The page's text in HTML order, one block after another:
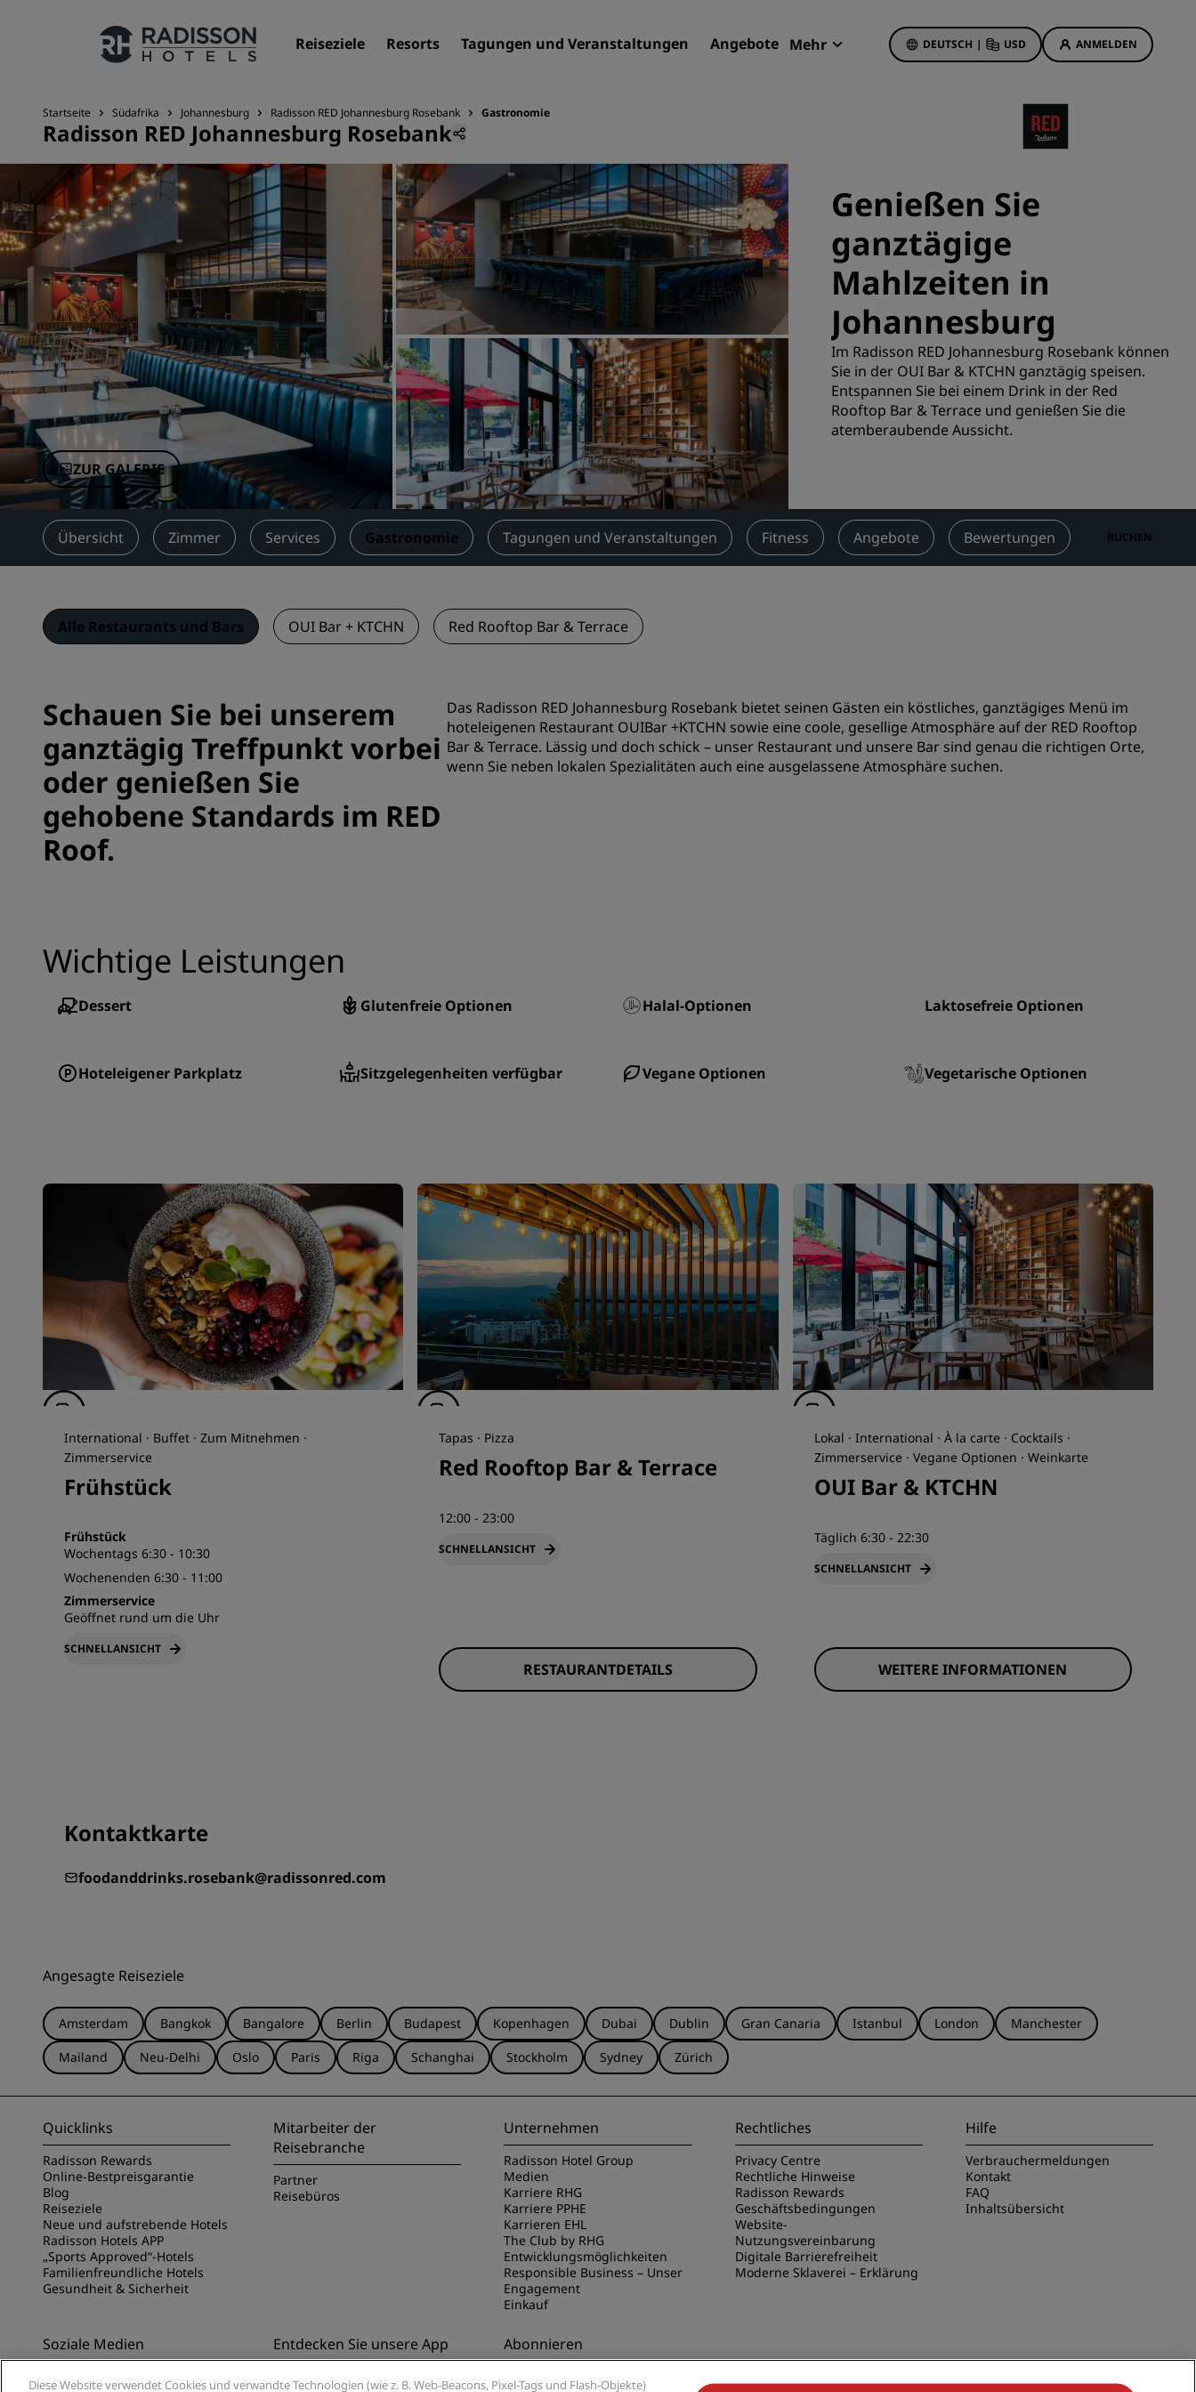
Reiseziele Resorts Tagungen und Veranstaltungen Angebote Mehr DEUTSCH | USD ANMELDEN
Unsere Marken
Marken von Radisson Hotels
Verbundene Marken in China
Reiseziele
Resorts
Serviced Apartments
Flughafenhotels
Neue und geplante Hotels
Tagungen und
Veranstaltungen
Entdecken Sie Radisson Meetings
Einen Meetingraum buchen
Fordern Sie ein Angebot an
Veranstaltungsorte
Branchenlösungen
Flüge suchen
Restaurants
Digitale Services
Radisson Hotels App
Bonus für die erste Buchung
Deals of the Day
Im Voraus buchen
Unsere Angebote anzeigen
Reisevorschläge
Familienfreundliche Hotels
Rad Pets
Hochzeitslocations
Geschäftsreisender
Hotels im Stadtzentrum
Besuchen Sie unseren Blog
So sammeln Sie Punkte
Bookers and Planners
Startseite Südafrika Johannesburg Radisson RED Johannesburg Rosebank Gastronomie
Radisson RED Johannesburg Rosebank
ZUR GALERIE
Genießen Sie
ganztägige
Mahlzeiten in
Johannesburg
Im Radisson RED Johannesburg Rosebank können
Sie in der OUI Bar & KTCHN ganztägig speisen.
Entspannen Sie bei einem Drink in der Red
Rooftop Bar & Terrace und genießen Sie die
atemberaubende Aussicht.
Übersicht Zimmer Services Gastronomie Tagungen und Veranstaltungen Fitness Angebote Bewertungen BUCHEN
Alle Restaurants und Bars OUI Bar + KTCHN Red Rooftop Bar & Terrace
Schauen Sie bei unserem
ganztägig Treffpunkt vorbei
oder genießen Sie
gehobene Standards im RED
Roof.
Das Radisson RED Johannesburg Rosebank bietet seinen Gästen ein köstliches, ganztägiges Menü im
hoteleigenen Restaurant OUIBar +KTCHN sowie eine coole, gesellige Atmosphäre auf der RED Rooftop
Bar & Terrace. Lässig und doch schick – unser Restaurant und unsere Bar sind genau die richtigen Orte,
wenn Sie neben lokalen Spezialitäten auch eine ausgelassene Atmosphäre suchen.
Wichtige Leistungen
Dessert Glutenfreie Optionen Halal-Optionen Laktosefreie Optionen
Hoteleigener Parkplatz Sitzgelegenheiten verfügbar Vegane Optionen Vegetarische Optionen
International · Buffet · Zum Mitnehmen ·
Zimmerservice
Frühstück
Frühstück
Wochentags 6:30 - 10:30
Wochenenden 6:30 - 11:00
Zimmerservice
Geöffnet rund um die Uhr
SCHNELLANSICHT
Tapas · Pizza
Red Rooftop Bar & Terrace
12:00 - 23:00
SCHNELLANSICHT
RESTAURANTDETAILS
Lokal · International · À la carte · Cocktails ·
Zimmerservice · Vegane Optionen · Weinkarte
OUI Bar & KTCHN
Täglich 6:30 - 22:30
SCHNELLANSICHT
WEITERE INFORMATIONEN
Kontaktkarte
foodanddrinks.rosebank@radissonred.com
Angesagte Reiseziele
Amsterdam Bangkok Bangalore Berlin Budapest Kopenhagen Dubai Dublin Gran Canaria Istanbul London
Manchester
Mailand
Neu-Delhi Oslo Paris Riga Schanghai Stockholm Sydney Zürich
Quicklinks
Radisson Rewards
Online-Bestpreisgarantie
Blog
Reiseziele
Neue und aufstrebende Hotels
Radisson Hotels APP
„Sports Approved“-Hotels
Familienfreundliche Hotels
Gesundheit & Sicherheit
Mitarbeiter der
Reisebranche
Partner
Reisebüros
Unternehmen
Radisson Hotel Group
Medien
Karriere RHG
Karriere PPHE
Karrieren EHL
The Club by RHG
Entwicklungsmöglichkeiten
Responsible Business – Unser
Engagement
Einkauf
Rechtliches
Privacy Centre
Rechtliche Hinweise
Radisson Rewards
Geschäftsbedingungen
Website-
Nutzungsvereinbarung
Digitale Barrierefreiheit
Moderne Sklaverei – Erklärung
Hilfe
Verbrauchermeldungen
Kontakt
FAQ
Inhaltsübersicht
Soziale Medien
Marken von Radisson Hotels
Entdecken Sie unsere App
Entdecken Sie die Radisson Hotels
Abonnieren
Verpassen Sie niemals unsere
Diese Website verwendet Cookies und verwandte Technologien (wie z. B. Web-Beacons, Pixel-Tags und Flash-Objekte)